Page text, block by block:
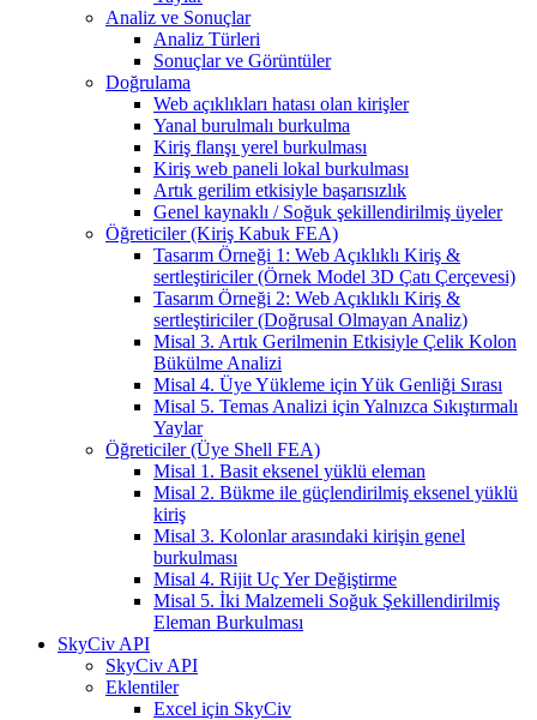
Analiz ve Sonuçlar
Analiz Türleri
Sonuçlar ve Görüntüler
Doğrulama
Web açıklıkları hatası olan kirişler
Yanal burulmalı burkulma
Kiriş flanşı yerel burkulması
Kiriş web paneli lokal burkulması
Artık gerilim etkisiyle başarısızlık
Genel kaynaklı / Soğuk şekillendirilmiş üyeler
Öğreticiler (Kiriş Kabuk FEA)
Tasarım Örneği 1: Web Açıklıklı Kiriş &
sertleştiriciler (Örnek Model 3D Çatı Çerçevesi)
Tasarım Örneği 2: Web Açıklıklı Kiriş &
sertleştiriciler (Doğrusal Olmayan Analiz)
Misal 3. Artık Gerilmenin Etkisiyle Çelik Kolon
Bükülme Analizi
Misal 4. Üye Yükleme için Yük Genliği Sırası
Misal 5. Temas Analizi için Yalnızca Sıkıştırmalı
Yaylar
Öğreticiler (Üye Shell FEA)
Misal 1. Basit eksenel yüklü eleman
Misal 2. Bükme ile güçlendirilmiş eksenel yüklü
kiriş
Misal 3. Kolonlar arasındaki kirişin genel
burkulması
Misal 4. Rijit Uç Yer Değiştirme
Misal 5. İki Malzemeli Soğuk Şekillendirilmiş
Eleman Burkulması
SkyCiv API
SkyCiv API
Eklentiler
Excel için SkyCiv